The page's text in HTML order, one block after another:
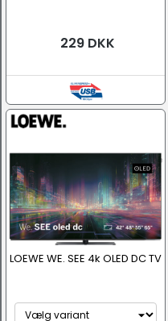
229 DKK
LOEWE WE. SEE 4k OLED DC TV